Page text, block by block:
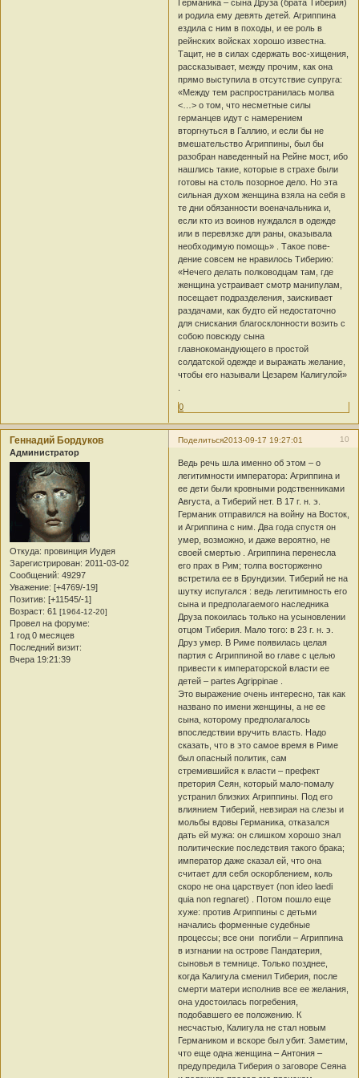
Германика – сына Друза (брата Тиберия)
и родила ему девять детей. Агриппина
ездила с ним в походы, и ее роль в
рейнских войсках хорошо известна.
Тацит, не в силах сдержать вос-хищения,
рассказывает, между прочим, как она
прямо выступила в отсутствие супруга:
«Между тем распространилась молва
<…> о том, что несметные силы
германцев идут с намерением
вторгнуться в Галлию, и если бы не
вмешательство Агриппины, был бы
разобран наведенный на Рейне мост, ибо
нашлись такие, которые в страхе были
готовы на столь позорное дело. Но эта
сильная духом женщина взяла на себя в
те дни обязанности военачальника и,
если кто из воинов нуждался в одежде
или в перевязке для раны, оказывала
необходимую помощь» . Такое пове-
дение совсем не нравилось Тиберию:
«Нечего делать полководцам там, где
женщина устраивает смотр манипулам,
посещает подразделения, заискивает
раздачами, как будто ей недостаточно
для снискания благосклонности возить с
собою повсюду сына
главнокомандующего в простой
солдатской одежде и выражать желание,
чтобы его называли Цезарем Калигулой»
0
Поделиться 10
2013-09-17 19:27:01
Геннадий Бордуков
Администратор
Откуда: провинция Иудея
Зарегистрирован: 2011-03-02
Сообщений: 49297
Уважение: [+4769/-19]
Позитив: [+11545/-1]
Возраст: 61 [1964-12-20]
Провел на форуме:
1 год 0 месяцев
Последний визит:
Вчера 19:21:39
Ведь речь шла именно об этом – о
легитимности императора: Агриппина и
ее дети были кровными родственниками
Августа, а Тиберий нет. В 17 г. н. э.
Германик отправился на войну на Восток,
и Агриппина с ним. Два года спустя он
умер, возможно, и даже вероятно, не
своей смертью . Агриппина перенесла
его прах в Рим; толпа восторженно
встретила ее в Брундизии. Тиберий не на
шутку испугался : ведь легитимность его
сына и предполагаемого наследника
Друза покоилась только на усыновлении
отцом Тиберия. Мало того: в 23 г. н. э.
Друз умер. В Риме появилась целая
партия с Агриппиной во главе с целью
привести к императорской власти ее
детей – partes Agrippinae .
Это выражение очень интересно, так как
названо по имени женщины, а не ее
сына, которому предполагалось
впоследствии вручить власть. Надо
сказать, что в это самое время в Риме
был опасный политик, сам
стремившийся к власти – префект
претория Сеян, который мало-помалу
устранил близких Агриппины. Под его
влиянием Тиберий, невзирая на слезы и
мольбы вдовы Германика, отказался
дать ей мужа: он слишком хорошо знал
политические последствия такого брака;
император даже сказал ей, что она
считает для себя оскорблением, коль
скоро не она царствует (non ideo laedi
quia non regnaret) . Потом пошло еще
хуже: против Агриппины с детьми
начались форменные судебные
процессы; все они погибли – Агриппина
в изгнании на острове Пандатерия,
сыновья в темнице. Только позднее,
когда Калигула сменил Тиберия, после
смерти матери исполнив все ее желания,
она удостоилась погребения,
подобавшего ее положению. К
несчастью, Калигула не стал новым
Германиком и вскоре был убит. Заметим,
что еще одна женщина – Антония –
предупредила Тиберия о заговоре Сеяна